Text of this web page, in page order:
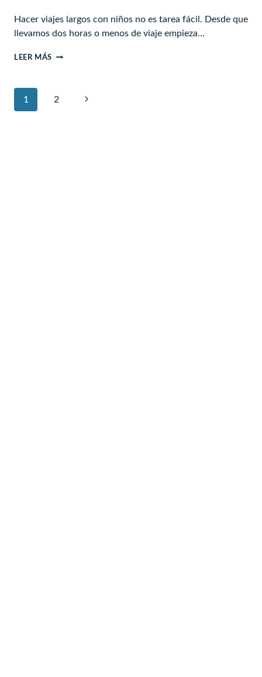
Hacer viajes largos con niños no es tarea fácil. Desde que
llevamos dos horas o menos de viaje empieza…
LEER MÁS TIPS
LARGOS
Navegación
de
1 2 Siguiente